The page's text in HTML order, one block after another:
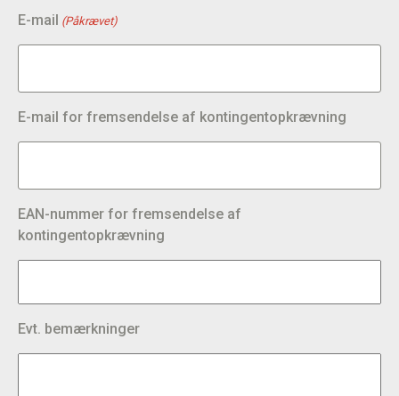
E-mail (Påkrævet)
E-mail for fremsendelse af kontingentopkrævning
EAN-nummer for fremsendelse af
kontingentopkrævning
Evt. bemærkninger